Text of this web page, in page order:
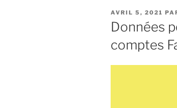
PUBLIÉ
LE
AVRIL 5, 2021
Données
comptes